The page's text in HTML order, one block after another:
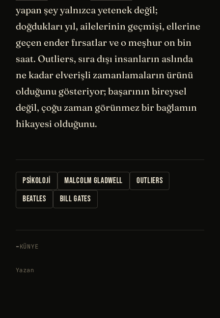
yapan şey yalnızca yetenek değil;
doğdukları yıl, ailelerinin geçmişi, ellerine
geçen ender fırsatlar ve o meşhur on bin
saat. Outliers, sıra dışı insanların aslında
ne kadar elverişli zamanlamaların ürünü
olduğunu gösteriyor; başarının bireysel
değil, çoğu zaman görünmez bir bağlamın
hikayesi olduğunu.
PSIKOLOJI MALCOLM GLADWELL
OUTLIERS
BEATLES
BILL GATES
KÜNYE
Yazan